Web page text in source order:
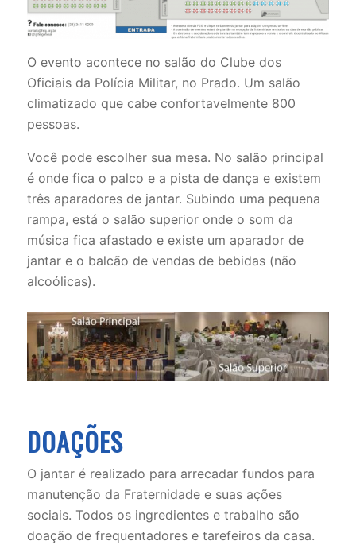
O evento acontece no salão do Clube dos
Oficiais da Polícia Militar, no Prado. Um salão
climatizado que cabe confortavelmente 800
pessoas.
Você pode escolher sua mesa. No salão principal
é onde fica o palco e a pista de dança e existem
três aparadores de jantar. Subindo uma pequena
rampa, está o salão superior onde o som da
música fica afastado e existe um aparador de
jantar e o balcão de vendas de bebidas (não
alcoólicas).
DOAÇÕES
O jantar é realizado para arrecadar fundos para
manutenção da Fraternidade e suas ações
sociais. Todos os ingredientes e trabalho são
doação de frequentadores e tarefeiros da casa.